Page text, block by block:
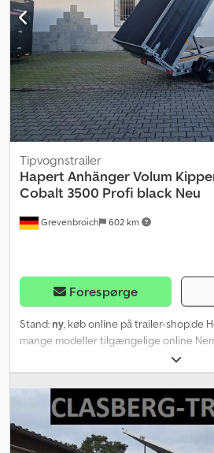
(0170) - Mange ekstra muligheder
aluminium med ""Combi (0190) Protect
(0200) - Aluminium bagklap med
Grevenbroich 602 km
Tipvognstrailer
Hapert AnhängerVolum
Cobalt 3500 Profi black Neu
Forespørge
Stand: ny, køb online på trailer-shop.de
mange modeller tilgængelige online
handel 24/7 Afhent selv eller få leveret
afhentningsmarked for din nye trailer
mærkeprodukter! over 850 nye trailere
trailere altid tilgængelige. Uforpligtende
330c180x80cm med parabelaffjedring
opkørselsramper – klapstøtter –